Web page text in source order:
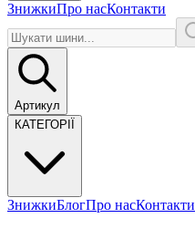
ЗнижкиПро насКонтакти
Артикул
КАТЕГОРІЇ
ЗнижкиБлогПро насКонтакти